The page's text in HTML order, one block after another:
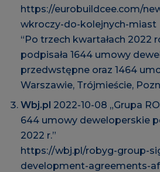
https://eurobuildcee.com/
wkroczy-do-kolejnych-miast
“Po trzech kwartałach 2022
podpisała 1644 umowy
przedwstępne oraz 1464
Warszawie, Trójmieście,
Wbj.pl 2022-10-08 „Grupa
644 umowy deweloperskie
2022 r.”
https://wbj.pl/robyg-group-
development-agreements-